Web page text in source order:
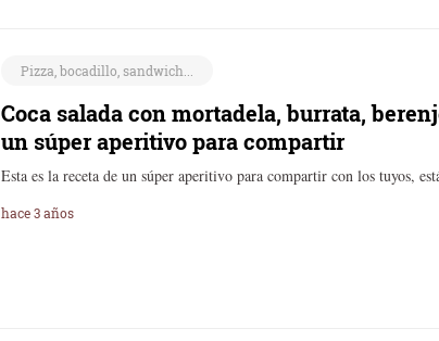
Pizza, bocadillo, sandwich...
Coca salada con mortadela, burrata,
un súper aperitivo para compartir
Esta es la receta de un súper aperitivo para compartir con los tuyos,
hace 3 años